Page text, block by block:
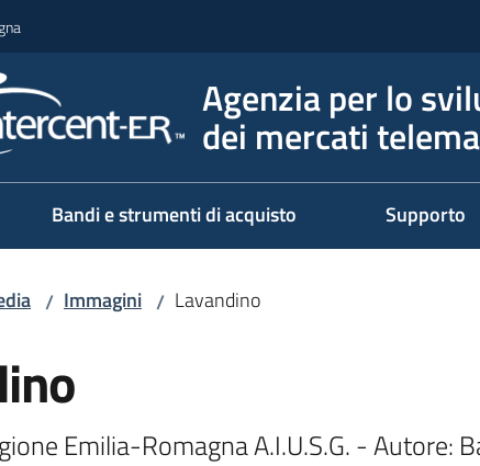
Agenzia per lo
dei mercati
Bandi e strumenti di acquisto Supporto
/ Immagini / Lavandino
Emilia-Romagna A.I.U.S.G. - Autore: